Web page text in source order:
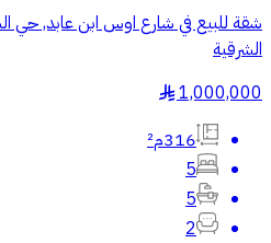
شقة للبيع في شارع اوس ابن عابد, حي
الشرقية
1,000,000
§
316م²
5
5
2